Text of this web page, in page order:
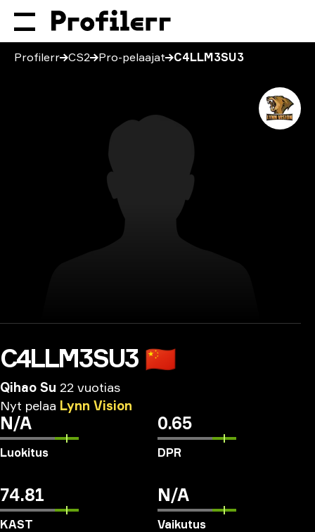
Profilerr CS2 Pro-pelaajat C4LLM3SU3
C4LLM3SU3 🇨🇳
Qihao Su 22 vuotias
Nyt pelaa Lynn Vision
N/A
Luokitus
0.65
DPR
74.81
KAST
N/A
Vaikutus